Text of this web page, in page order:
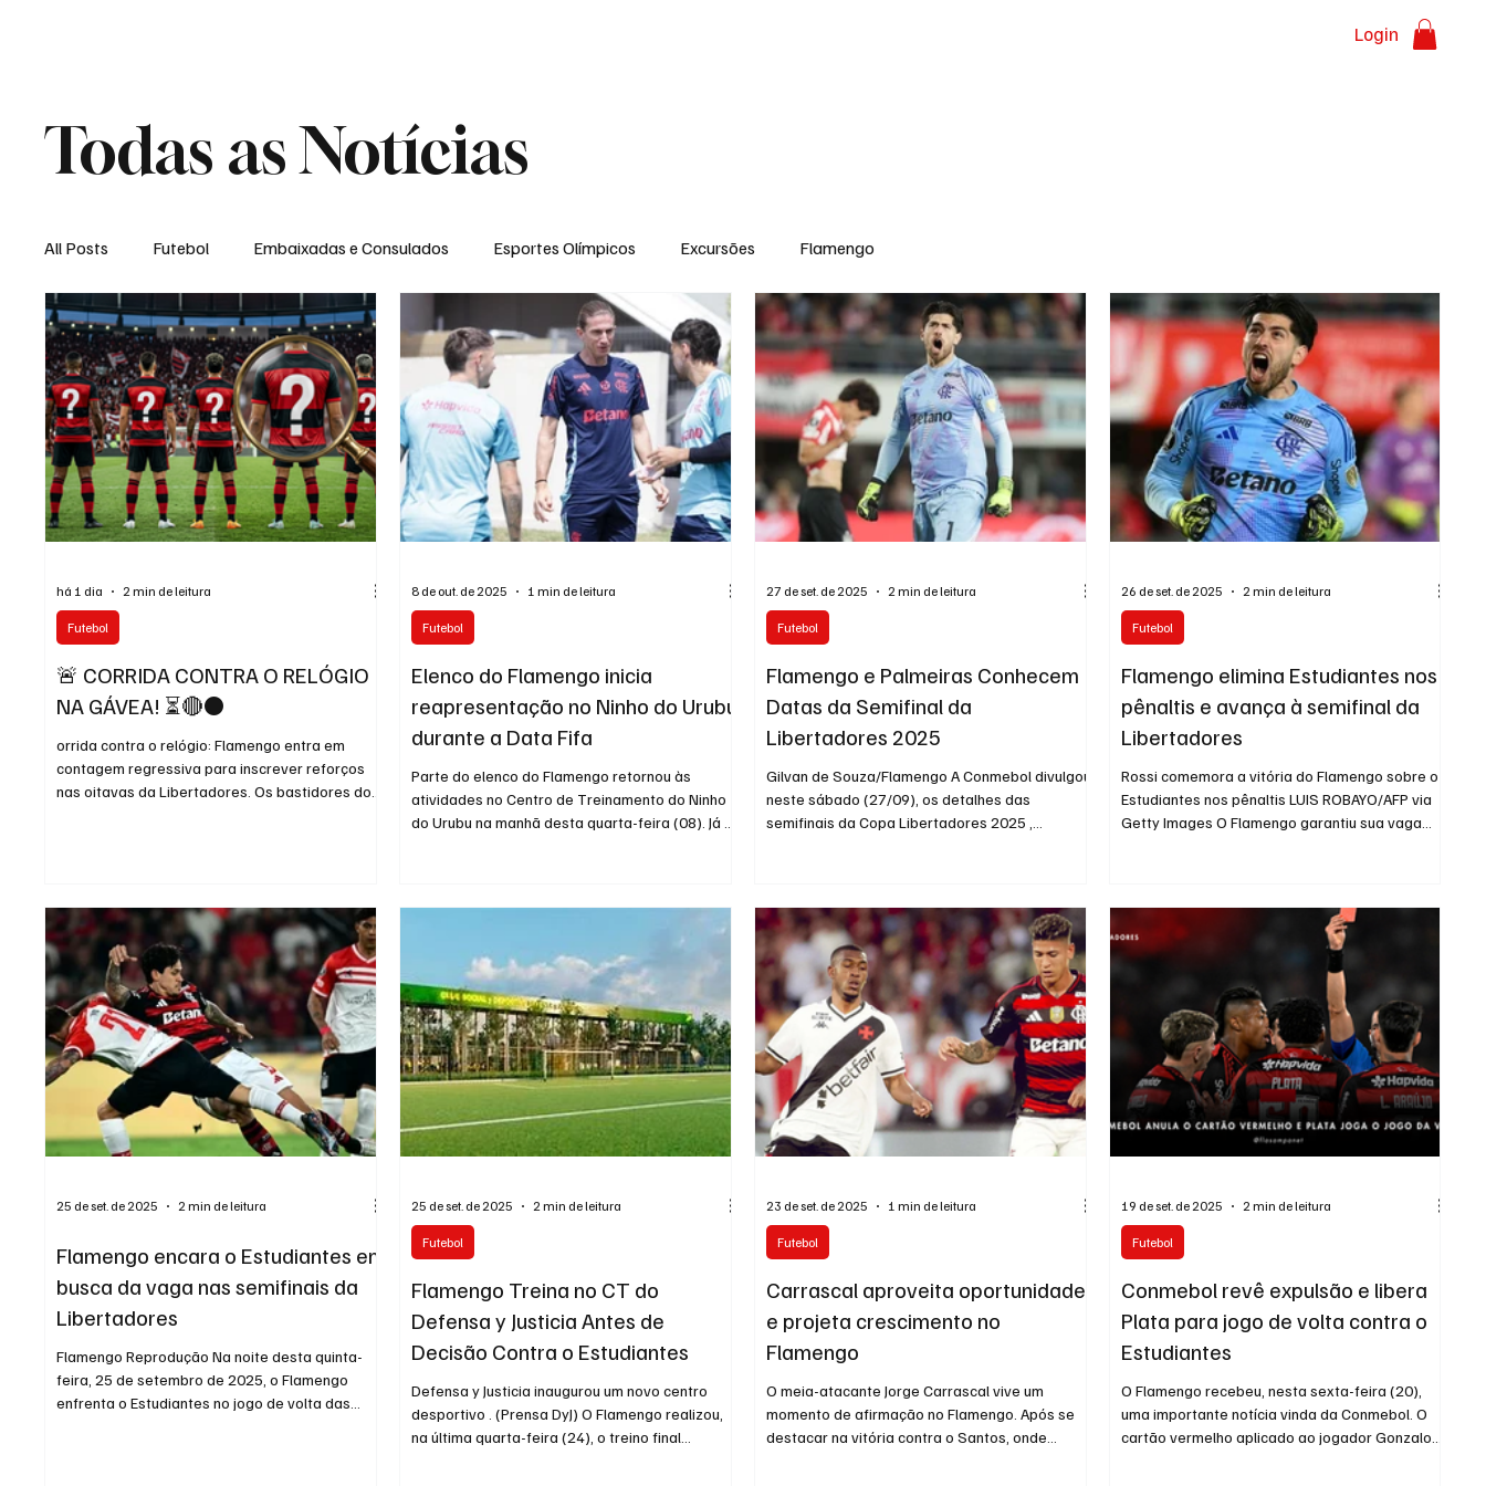
Login
Todas as Notícias
All Posts Futebol Embaixadas e Consulados Esportes Olímpicos Excursões Flamengo
🚨 CORRIDA CONTRA O RELÓGIO
NA GÁVEA! ⏳🔴⚫
orrida contra o relógio: Flamengo entra em
contagem regressiva para inscrever reforços
nas oitavas da Libertadores. Os bastidores do
Futebol
há 1 dia 2 min de leitura
Elenco do Flamengo inicia
reapresentação no Ninho do Urubu
durante a Data Fifa
Parte do elenco do Flamengo retornou às
atividades no Centro de Treinamento do Ninho
do Urubu na manhã desta quarta-feira (08). Já o
descanso veio logo após a derrota para o Bahia
por 1 a 0 no último domingo, em Salvador.
Futebol
8 de out. de 2025 1 min de leitura
Flamengo e Palmeiras Conhecem
Datas da Semifinal da
Libertadores 2025
Gilvan de Souza/Flamengo A Conmebol divulgou,
neste sábado (27/09), os detalhes das
semifinais da Copa Libertadores 2025 ,
Futebol
27 de set. de 2025 2 min de leitura
Flamengo elimina Estudiantes nos
pênaltis e avança à semifinal da
Libertadores
Rossi comemora a vitória do Flamengo sobre o
Estudiantes nos pênaltis LUIS ROBAYO/AFP via
Getty Images O Flamengo garantiu sua vaga
Futebol
26 de set. de 2025 2 min de leitura
Flamengo encara o Estudiantes em
busca da vaga nas semifinais da
Libertadores
Flamengo Reprodução Na noite desta quinta-
feira, 25 de setembro de 2025, o Flamengo
enfrenta o Estudiantes no jogo de volta das
25 de set. de 2025 2 min de leitura
Flamengo Treina no CT do
Defensa y Justicia Antes de
Decisão Contra o Estudiantes
Defensa y Justicia inaugurou um novo centro
desportivo . (Prensa DyJ) O Flamengo realizou,
na última quarta-feira (24), o treino final...
Futebol
25 de set. de 2025 2 min de leitura
Carrascal aproveita oportunidade
e projeta crescimento no
Flamengo
O meia-atacante Jorge Carrascal vive um
momento de afirmação no Flamengo. Após se
destacar na vitória contra o Santos, onde
Futebol
23 de set. de 2025 1 min de leitura
Conmebol revê expulsão e libera
Plata para jogo de volta contra o
Estudiantes
O Flamengo recebeu, nesta sexta-feira (20),
uma importante notícia vinda da Conmebol. O
cartão vermelho aplicado ao jogador Gonzalo
Futebol
19 de set. de 2025 2 min de leitura